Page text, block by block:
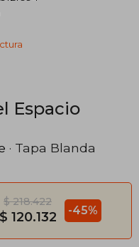
Espacio
· Tapa Blanda
$ 218.422
$ 120.132 -45%